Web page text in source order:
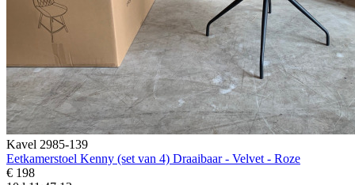
Kavel 2985-139
Eetkamerstoel Kenny (set van 4) Draaibaar - Velvet - Roze
€ 198